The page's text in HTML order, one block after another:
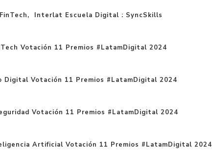
FinTech, Interlat Escuela Digital : SyncSkills
Votación 11 Premios #LatamDigital 2024
Digital Votación 11 Premios #LatamDigital 2024
Votación 11 Premios #LatamDigital 2024
Artificial Votación 11 Premios #LatamDigital 2024